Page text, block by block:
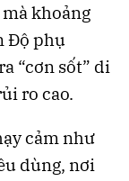
khoảng
Độ phụ
“cơn sốt” di
ro cao.
cảm như
dùng, nơi